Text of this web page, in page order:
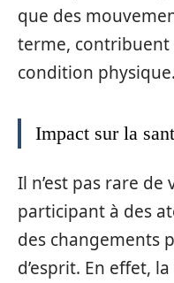
que des
terme, contribuent
condition physique.
Impact sur la
Il n’est pas rare
participant à des
des changements
d’esprit. En effet,